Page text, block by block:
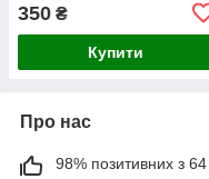
350 ₴
Купити
Про нас
98% позитивних з 64